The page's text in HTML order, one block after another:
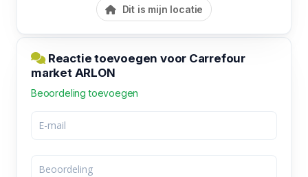
Dit is mijn locatie
Reactie toevoegen voor Carrefour
market ARLON
Beoordeling toevoegen